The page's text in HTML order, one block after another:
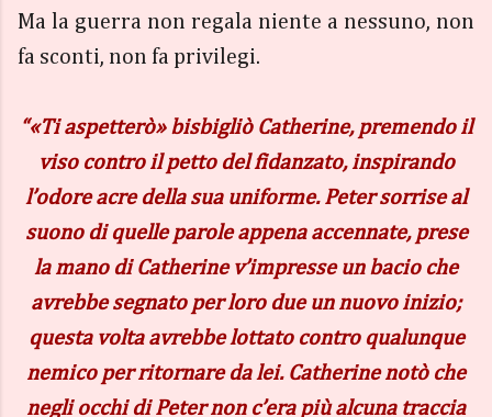
Ma la guerra non regala niente a nessuno, non
fa sconti, non fa privilegi.
“«Ti aspetterò» bisbigliò Catherine, premendo il
viso contro il petto del fidanzato, inspirando
l’odore acre della sua uniforme. Peter sorrise al
suono di quelle parole appena accennate, prese
la mano di Catherine v’impresse un bacio che
avrebbe segnato per loro due un nuovo inizio;
questa volta avrebbe lottato contro qualunque
nemico per ritornare da lei. Catherine notò che
negli occhi di Peter non c’era più alcuna traccia